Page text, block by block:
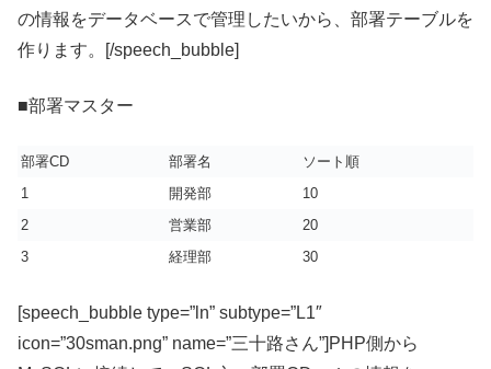
の情報をデータベースで管理したいから、部署テーブルを
作ります。[/speech_bubble]
■部署マスター
部署CD 部署名
ソート順
1
開発部
10
2
営業部
20
3
経理部 30
[speech_bubble type=”ln” subtype=”L1″
icon=”30sman.png” name=”三十路さん”]PHP側から